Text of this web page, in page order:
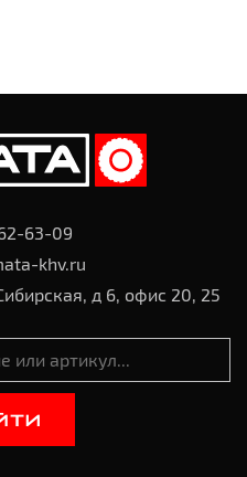
63-09
khv.ru
д 6, офис 20, 25